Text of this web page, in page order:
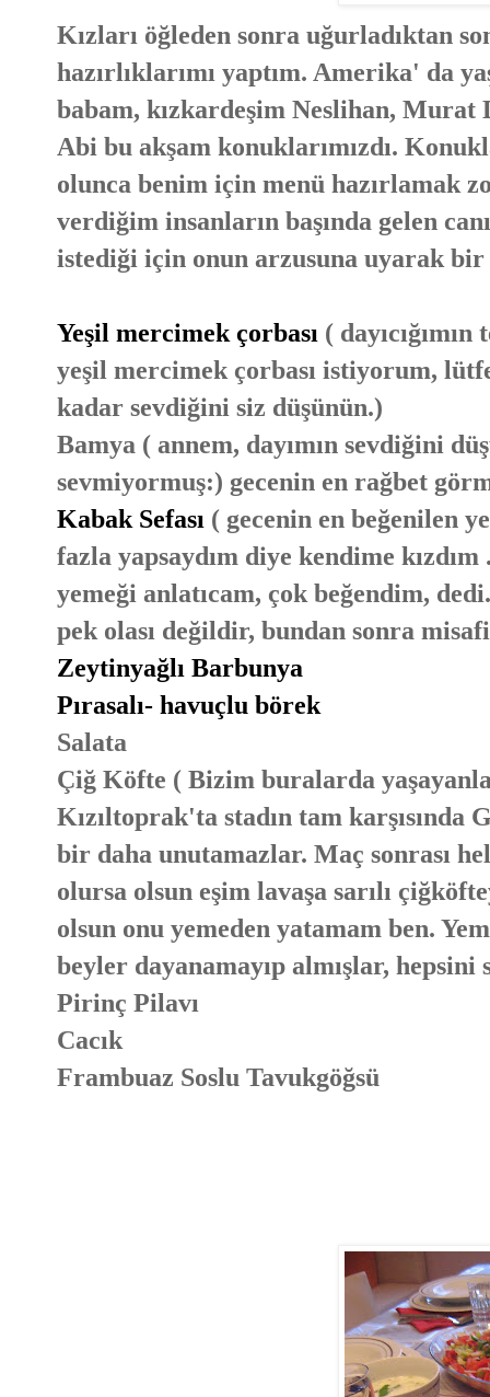
Kızları öğleden sonra uğurladıktan
hazırlıklarımı yaptım. Amerika' da
babam, kızkardeşim Neslihan, Murat
Abi bu akşam konuklarımızdı.
olunca benim için menü hazırlamak
verdiğim insanların başında gelen
istediği için onun arzusuna uyarak
Yeşil mercimek çorbası (
yeşil mercimek çorbası istiyorum,
kadar sevdiğini siz düşünün.)
Bamya ( annem, dayımın sevdiğini
sevmiyormuş:) gecenin en rağbet
Kabak Sefası ( gecenin en beğenilen
fazla yapsaydım diye kendime
yemeği anlatıcam, çok beğendim,
pek olası değildir, bundan sonra
Zeytinyağlı Barbunya
Pırasalı- havuçlu börek
Salata
Çiğ Köfte ( Bizim buralarda
Kızıltoprak'ta stadın tam
bir daha unutamazlar. Maç sonrası
olursa olsun eşim lavaşa sarılı
olsun onu yemeden yatamam ben.
beyler dayanamayıp almışlar,
Pirinç Pilavı
Cacık
Frambuaz Soslu Tavukgöğsü